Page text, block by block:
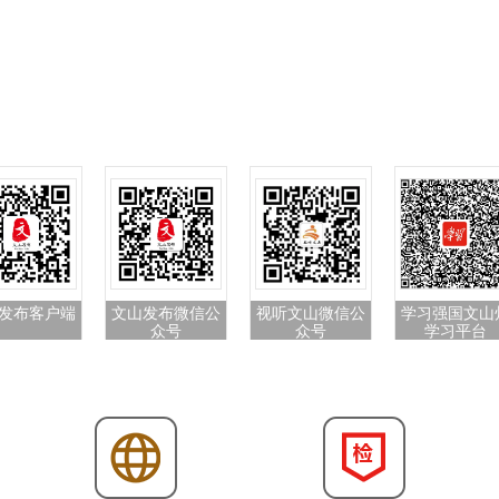
布客户端
文山发布微信公
众号
视听文山微信公
众号
学习强国文山
学习平台